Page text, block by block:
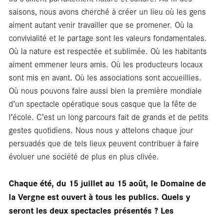
saisons, nous avons cherché à créer un lieu où les gens
aiment autant venir travailler que se promener. Où la
convivialité et le partage sont les valeurs fondamentales.
Où la nature est respectée et sublimée. Où les habitants
aiment emmener leurs amis. Où les producteurs locaux
sont mis en avant. Où les associations sont accueillies.
Où nous pouvons faire aussi bien la première mondiale
d’un spectacle opératique sous casque que la fête de
l’école. C’est un long parcours fait de grands et de petits
gestes quotidiens. Nous nous y attelons chaque jour
persuadés que de tels lieux peuvent contribuer à faire
évoluer une société de plus en plus clivée.
Chaque été, du 15 juillet au 15 août, le Domaine de
la Vergne est ouvert à tous les publics. Quels y
seront les deux spectacles présentés ? Les